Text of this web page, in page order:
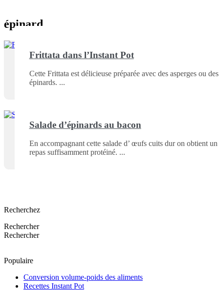
épinard
Frittata dans l’Instant Pot
Cette Frittata est délicieuse préparée avec des asperges ou des
épinards.
Salade d’épinards au bacon
En accompagnant cette salade d’ œufs cuits dur on obtient un
repas suffisamment protéiné.
Recherchez
Rechercher
Rechercher
Populaire
Conversion volume-poids des aliments
Recettes Instant Pot